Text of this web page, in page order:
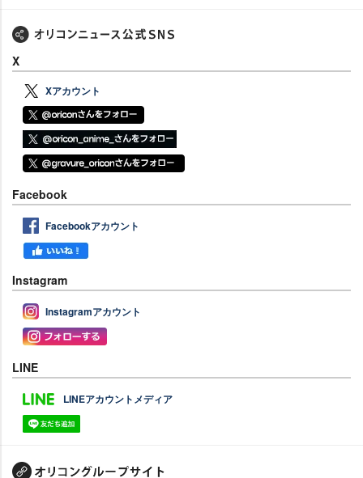
X
Xアカウント
Facebook
Facebookアカウント
Instagram
Instagramアカウント
LINE
LINEアカウントメディア